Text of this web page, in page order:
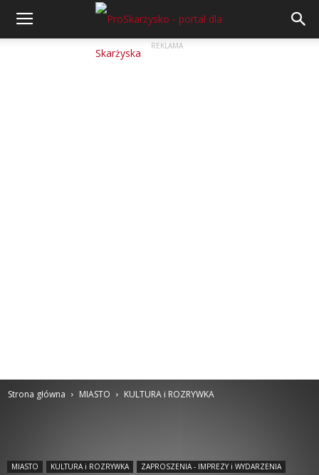
REKLAMA
Strona główna MIASTO KULTURA i ROZRYWKA
MIASTO KULTURA i ROZRYWKA ZAPROSZENIA - IMPREZY i WYDARZENIA